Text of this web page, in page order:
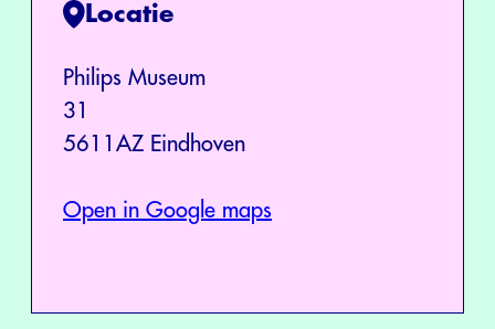
Locatie
Philips Museum
31
5611AZ Eindhoven
Open in Google maps